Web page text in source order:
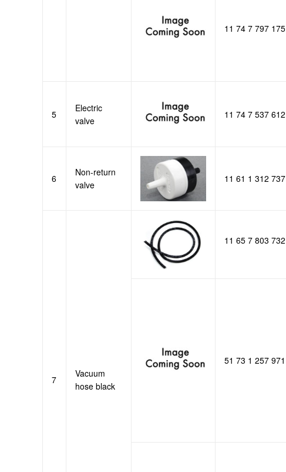
11 74 7 797 175
5
Electric
valve
11 74 7 537 612
6
Non-return
valve
11 61 1 312 737
7
Vacuum
hose black
11 65 7 803 732
51 73 1 257 971